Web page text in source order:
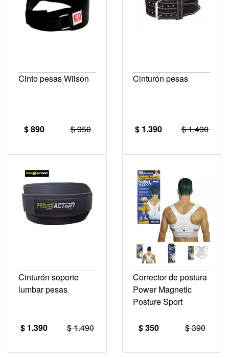
Cinto pesas Wilson
$ 890 $ 950
Cinturón pesas
$ 1.390 $ 1.490
Cinturón soporte
lumbar pesas
$ 1.390 $ 1.490
Corrector de postura
Power Magnetic
Posture Sport
$ 350 $ 390